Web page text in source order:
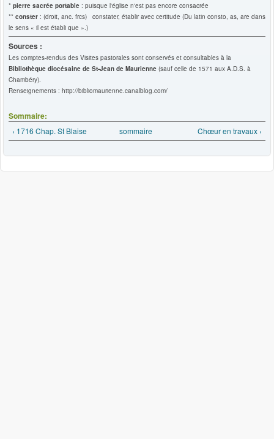
* pierre sacrée portable : puisque l'église n'est pas encore consacrée
** conster : (droit, anc. frcs) constater, établir avec certitude (Du latin consto, as, are dans
le sens « il est établi que ».)
Sources :
Les comptes-rendus des Visites pastorales sont conservés et consultables à la
Bibliothèque diocésaine de St-Jean de Maurienne (sauf celle de 1571 aux A.D.S. à
Chambéry).
Renseignements : http://bibliomaurienne.canalblog.com/
Sommaire:
‹ 1716 Chap. St Blaise sommaire Chœur en travaux ›